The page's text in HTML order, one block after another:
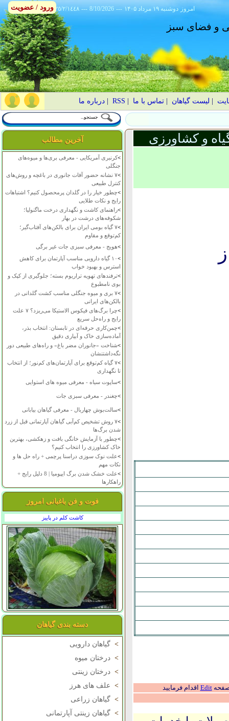
٢٥/٢/١٤٤٨ --- 8/10/2026 --- ۱۴۰۵ دوشنبه ۱۹ مرداد امروز
و فضای سبز
لیست گیاهان |تماس با ما RSS
|درباره ما
آخرین مطالب
>کرنبری آمریکایی - معرفی بری‌ها و میوه‌های
جنگلی
>
۷ نشانه حضور آفات جانوری در باغچه و روش‌های
کنترل طبیعی
>چطور خیار را در گلدان پرمحصول کنیم؟ اشتباهات
رایج و نکات طلایی
>راهنمای کاشت و نگهداری درخت ماگنولیا؛
شکوفه‌های درشت در بهار
>
۷ گیاه بومی ایران برای بالکن‌های آفتاب‌گیر؛
کم‌توقع و مقاوم
>هویج - معرفی سبزی جات غیر برگی
>
۱۰ گیاه دارویی مناسب آپارتمان برای کاهش
استرس و بهبود خواب
>ترفندهای تهویه تراریوم بسته؛ جلوگیری از کپک و
بوی نامطبوع
>
۷ بری و میوه جنگلی مناسب کشت گلدانی در
بالکن‌های ایرانی
>
چرا برگ‌های فیکوس الاستیکا می‌ریزد؟ ۷ علت
رایج و راه‌حل سریع
>چمن‌کاری حرفه‌ای در تابستان: انتخاب بذر،
آماده‌سازی خاک و آبیاری دقیق
>شناخت «جانوران مضر باغ» و راه‌های طبیعی دور
نگه‌داشتنشان
>
۷ گیاه کم‌توقع برای آپارتمان‌های کم‌نور؛ از انتخاب
تا نگهداری
>ساپوت سیاه - معرفی میوه های استوایی
>چغندر - معرفی سبزی جات
>سالت‌بوش چهاربال - معرفی گیاهان بیابانی
>
۷ روش تشخیص کم‌آبی گیاهان آپارتمانی قبل از زرد
شدن برگ‌ها
>چطور با آزمایش خانگی بافت و زهکشی، بهترین
خاک کشاورزی را انتخاب کنیم؟
>علت نوک سوزی دراسنا پرچمی + راه حل ها و
نکات مهم
>
علت خشک شدن برگ ایپومیا | 8 دلیل رایج +
راهکارها
فوت و فن باغبانی امروز
کاشت کلم در پاییز
دسته بندی گیاهان
> گیاهان دارویی
> درختان میوه
> درختان زینتی
> علف های هرز
> گیاهان زراعی
> گیاهان زینتی آپارتمانی
و کشاورزی
صفحهEdit اقدام فرمایید
ورود / عضویت